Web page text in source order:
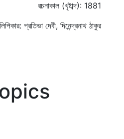
রচনাকাল (খৃষ্টাব্দ): 1881
প্রতিভা দেবী, দিনেন্দ্রনাথ ঠাকুর